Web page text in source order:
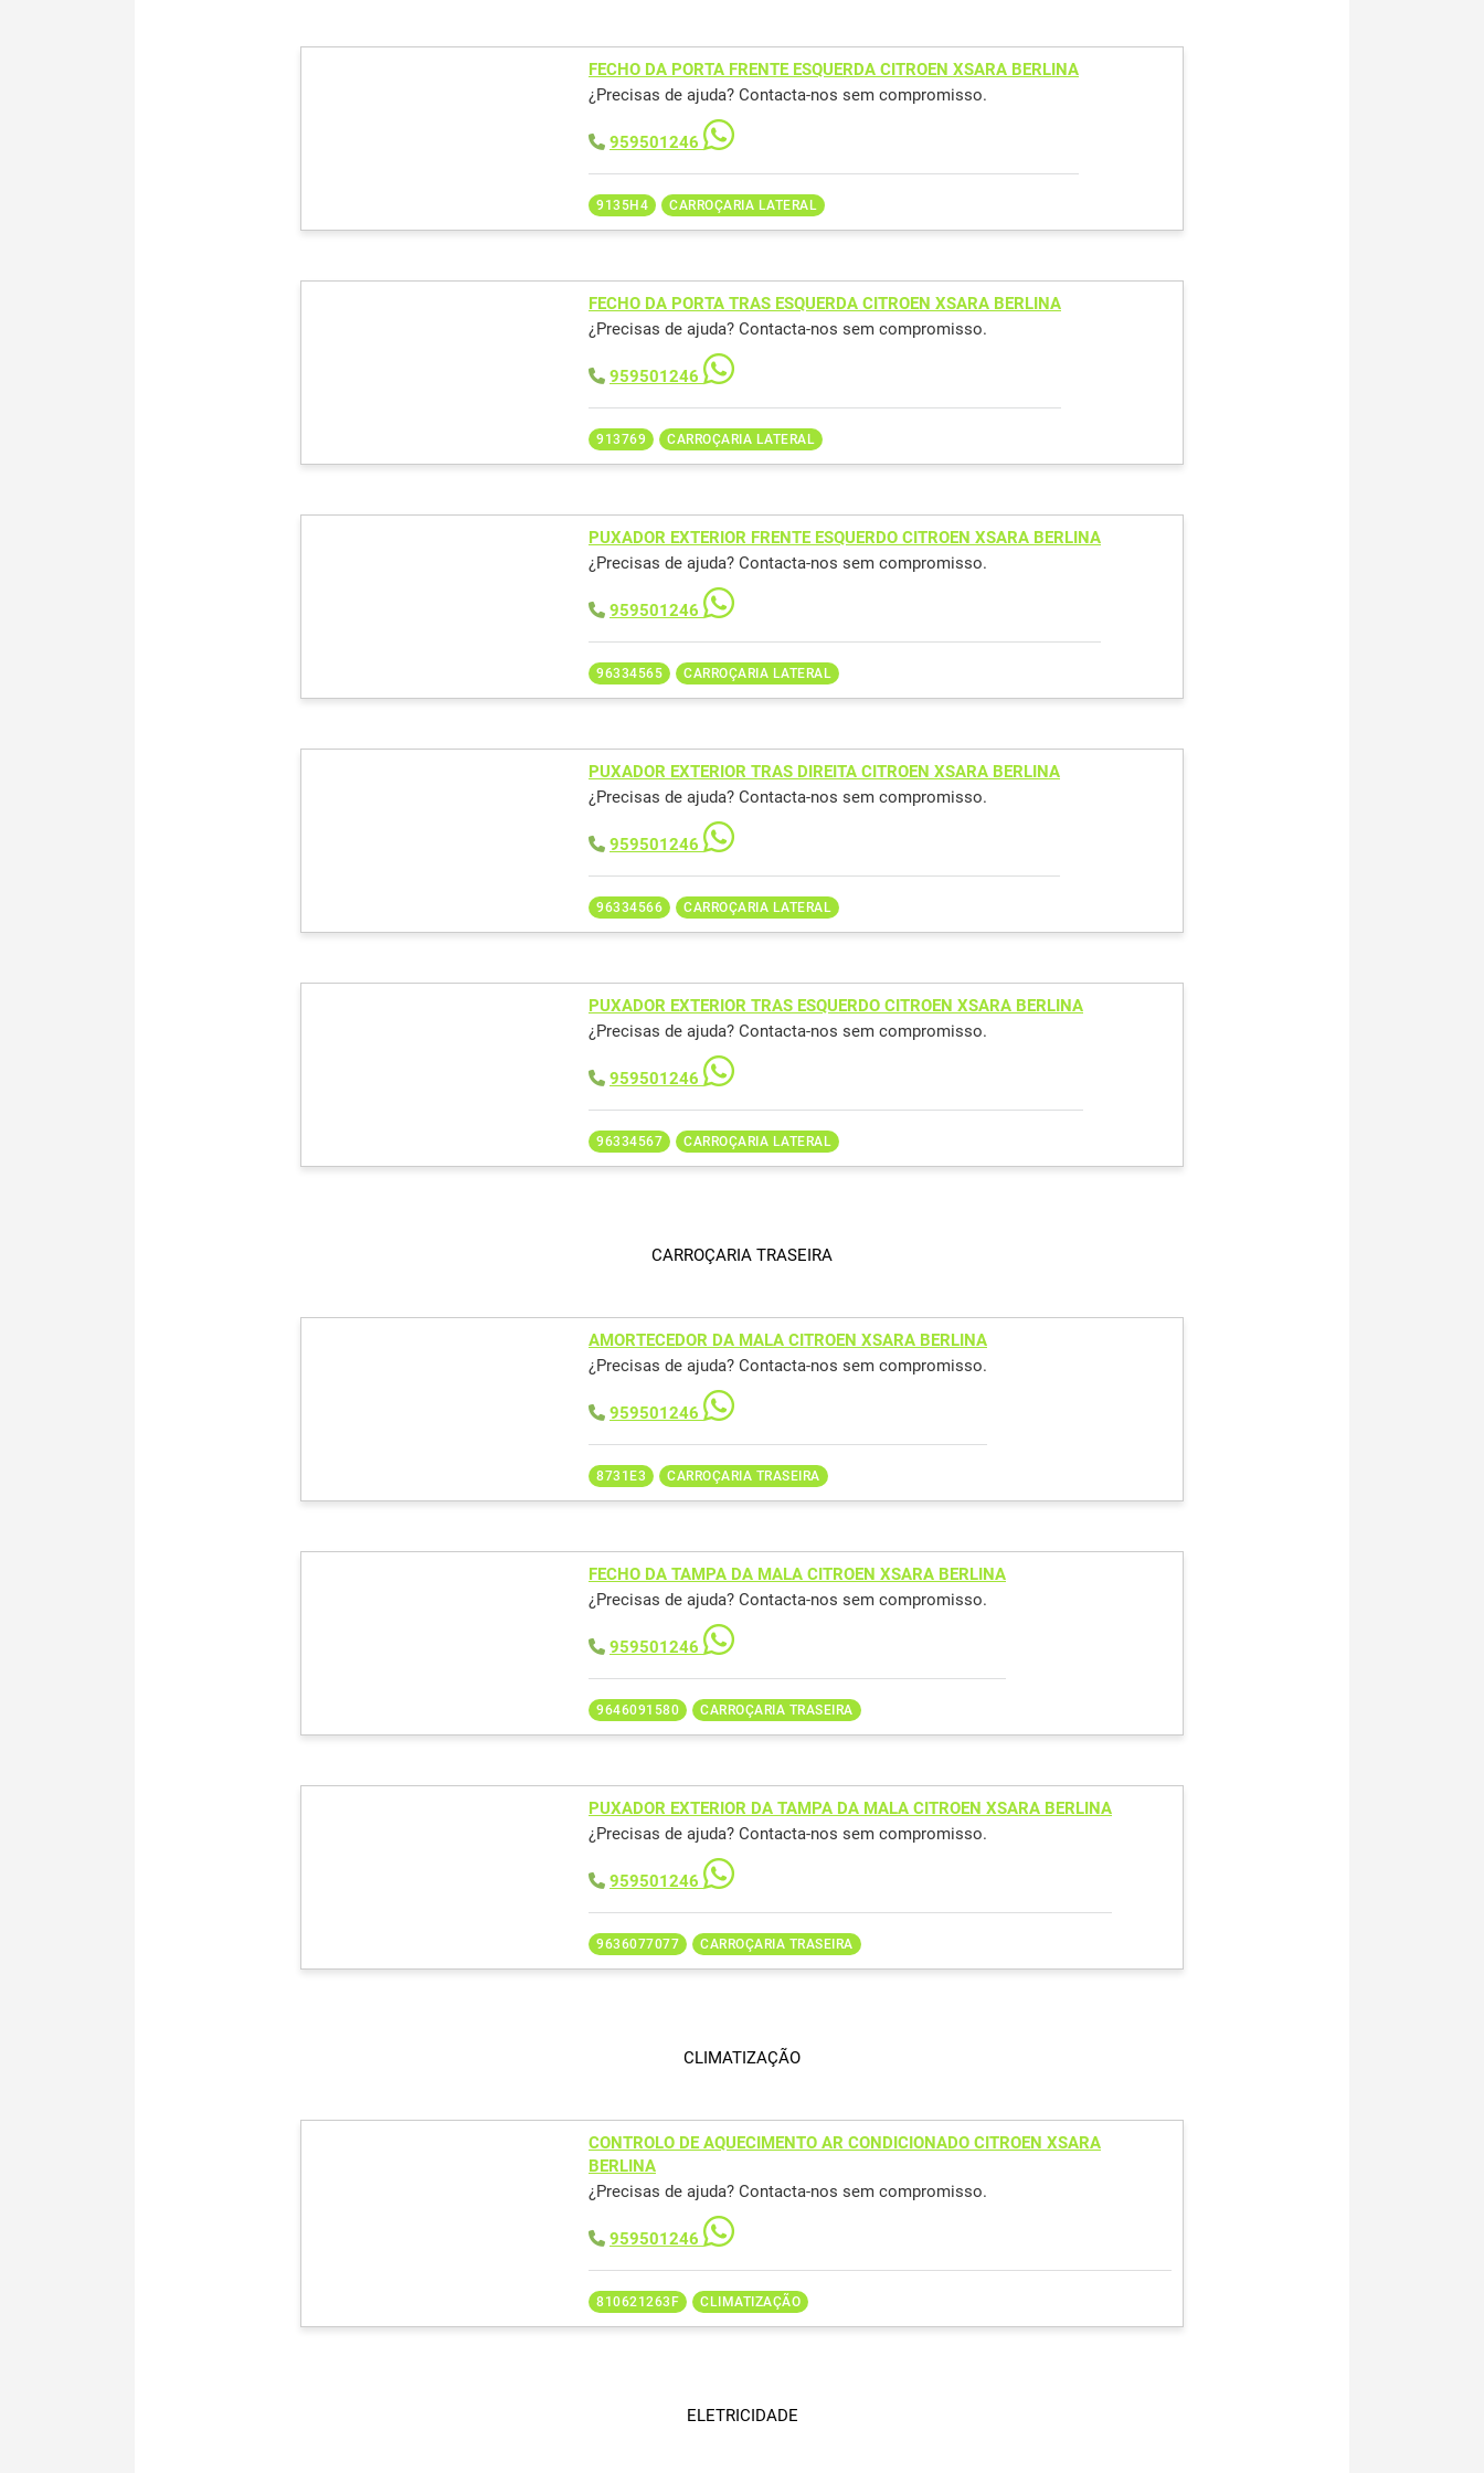
FECHO DA PORTA FRENTE ESQUERDA CITROEN XSARA BERLINA
¿Precisas de ajuda? Contacta-nos sem compromisso.
959501246
9135H4 CARROÇARIA LATERAL
FECHO DA PORTA TRAS ESQUERDA CITROEN XSARA BERLINA
¿Precisas de ajuda? Contacta-nos sem compromisso.
959501246
913769 CARROÇARIA LATERAL
PUXADOR EXTERIOR FRENTE ESQUERDO CITROEN XSARA BERLINA
¿Precisas de ajuda? Contacta-nos sem compromisso.
959501246
96334565 CARROÇARIA LATERAL
PUXADOR EXTERIOR TRAS DIREITA CITROEN XSARA BERLINA
¿Precisas de ajuda? Contacta-nos sem compromisso.
959501246
96334566 CARROÇARIA LATERAL
PUXADOR EXTERIOR TRAS ESQUERDO CITROEN XSARA BERLINA
¿Precisas de ajuda? Contacta-nos sem compromisso.
959501246
96334567 CARROÇARIA LATERAL
CARROÇARIA TRASEIRA
AMORTECEDOR DA MALA CITROEN XSARA BERLINA
¿Precisas de ajuda? Contacta-nos sem compromisso.
959501246
8731E3 CARROÇARIA TRASEIRA
FECHO DA TAMPA DA MALA CITROEN XSARA BERLINA
¿Precisas de ajuda? Contacta-nos sem compromisso.
959501246
9646091580 CARROÇARIA TRASEIRA
PUXADOR EXTERIOR DA TAMPA DA MALA CITROEN XSARA BERLINA
¿Precisas de ajuda? Contacta-nos sem compromisso.
959501246
9636077077 CARROÇARIA TRASEIRA
CLIMATIZAÇÃO
CONTROLO DE AQUECIMENTO AR CONDICIONADO CITROEN XSARA
BERLINA
¿Precisas de ajuda? Contacta-nos sem compromisso.
959501246
810621263F CLIMATIZAÇÃO
ELETRICIDADE